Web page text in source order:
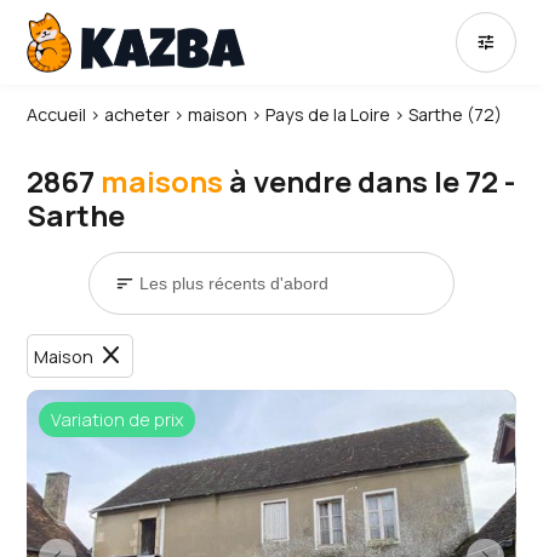
tune
Accueil › acheter ›maison ›Pays de la Loire ›Sarthe (72)
2867 maisons à vendre dans le 72 -
Sarthe
sort
Maison close
Variation de prix